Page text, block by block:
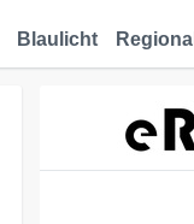
Blaulicht Regional